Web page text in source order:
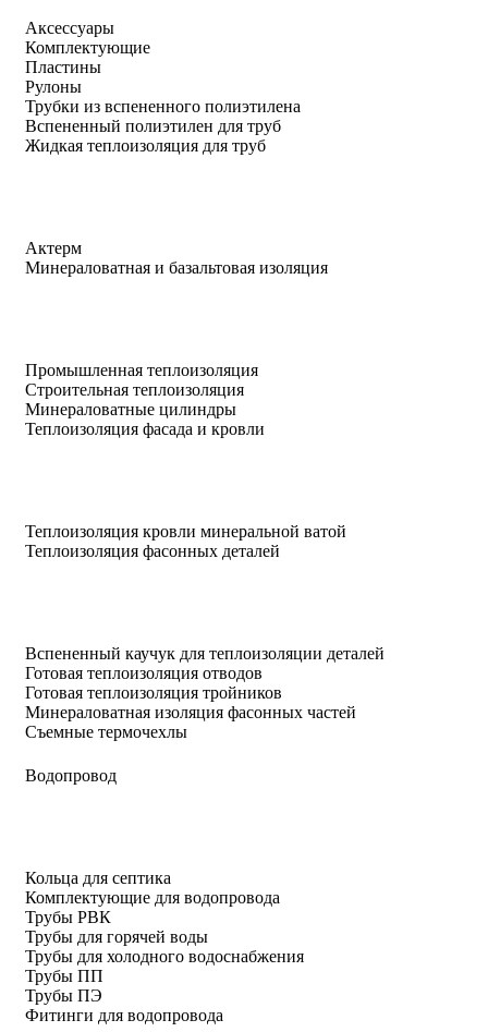
Аксессуары
Комплектующие
Пластины
Рулоны
Трубки из вспененного полиэтилена
Вспененный полиэтилен для труб
Жидкая теплоизоляция для труб
Актерм
Минераловатная и базальтовая изоляция
Промышленная теплоизоляция
Строительная теплоизоляция
Минераловатные цилиндры
Теплоизоляция фасада и кровли
Теплоизоляция кровли минеральной ватой
Теплоизоляция фасонных деталей
Вспененный каучук для теплоизоляции деталей
Готовая теплоизоляция отводов
Готовая теплоизоляция тройников
Минераловатная изоляция фасонных частей
Съемные термочехлы
Водопровод
Кольца для септика
Комплектующие для водопровода
Трубы РВК
Трубы для горячей воды
Трубы для холодного водоснабжения
Трубы ПП
Трубы ПЭ
Фитинги для водопровода